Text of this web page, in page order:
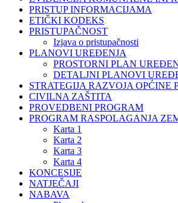
PRISTUP INFORMACIJAMA
ETIČKI KODEKS
PRISTUPAČNOST
Izjava o pristupačnosti
PLANOVI UREĐENJA
PROSTORNI PLAN
DETALJNI PLANOVI
STRATEGIJA RAZVOJA OPĆINE
CIVILNA ZAŠTITA
PROVEDBENI PROGRAM
PROGRAM RASPOLAGANJA
Karta 1
Karta 2
Karta 3
Karta 4
KONCESIJE
NATJEČAJI
NABAVA